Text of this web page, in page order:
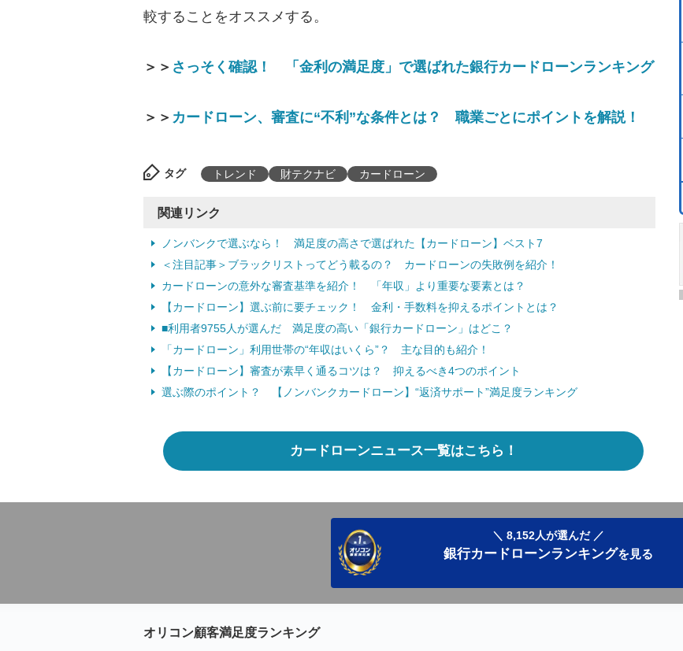
較することをオススメする。
＞＞ さっそく確認！ 「金利の満足度」で選ばれた銀行カードローンランキング
＞＞ カードローン、審査に“不利”な条件とは？ 職業ごとにポイントを解説！
タグ トレンド 財テクナビ カードローン
関連リンク
ノンバンクで選ぶなら！ 満足度の高さで選ばれた【カードローン】ベスト7
＜注目記事＞ブラックリストってどう載るの？ カードローンの失敗例を紹介！
カードローンの意外な審査基準を紹介！ 「年収」より重要な要素とは？
【カードローン】選ぶ前に要チェック！ 金利・手数料を抑えるポイントとは？
■利用者9755人が選んだ 満足度の高い「銀行カードローン」はどこ？
「カードローン」利用世帯の“年収はいくら”？ 主な目的も紹介！
【カードローン】審査が素早く通るコツは？ 抑えるべき4つのポイント
選ぶ際のポイント？ 【ノンバンクカードローン】“返済サポート”満足度ランキング
カードローンニュース一覧はこちら！
＼ 8,152人が選んだ ／
銀行カードローンランキングを見る
オリコン顧客満足度ランキング